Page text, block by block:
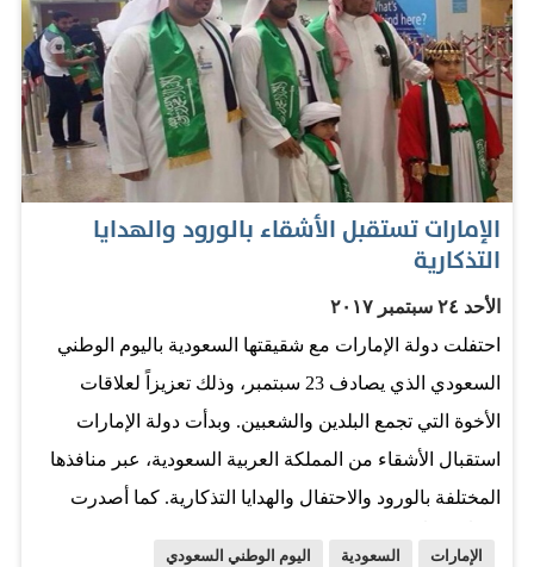
المراكز التجارية. تفاعل جماهيري أصيل.. «يا أبوأصيل» «أصيل
يا أبوأصيل».. واحدة من تعليقات عدة مؤثرة لاحق بها
المغردون حضوراً خاصاً للفنان أبوبكر سالم على كرسيه
المتحرك، مكرماً في لحظة إنسانية مؤثرة، كان يتقدم فيها
نخبة من الفنانين، في مقدمتهم فنان العرب محمد عبده، خلال
الأوبريت الذي قدم في مدينة جدة السعودية احتفاء باليوم
الوطني. الحالة الصحية لأبوبكر سالم لم تمنعه من المشاركة
في الغناء، مشفوعاً باعتذار رقيق لما قد يُلاحظه المستمع
على صوته، نتيجة تلك الحالة. بلقيس: حروف من نور أعربت
الفنانة بلقيس، خلال مشاركتها في الاحتفال الذي نظّمته دائرة
دبي للسياحة والترويج التجاري بمناسبة الذكرى الـ87 لليوم
الوطني السعودي، عن فخرها بهذه المشاركة، التي تُعد من
أوائل الحفلات الفنية التي تقيمها بعد…
الإمارات تستقبل الأشقاء بالورود والهدايا
التذكارية
الأحد ٢٤ سبتمبر ٢٠١٧
احتفلت دولة الإمارات مع شقيقتها السعودية باليوم الوطني
السعودي الذي يصادف 23 سبتمبر، وذلك تعزيزاً لعلاقات
الأخوة التي تجمع البلدين والشعبين. وبدأت دولة الإمارات
استقبال الأشقاء من المملكة العربية السعودية، عبر منافذها
المختلفة بالورود والاحتفال والهدايا التذكارية. كما أصدرت
الإمارات السعودية اليوم الوطني السعودي